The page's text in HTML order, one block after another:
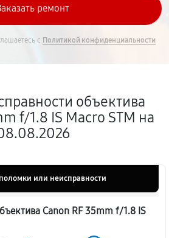
с Политикой конфиденциальности
объектива
f/1.8 IS Macro STM на
или неисправности
Canon RF 35mm f/1.8 IS